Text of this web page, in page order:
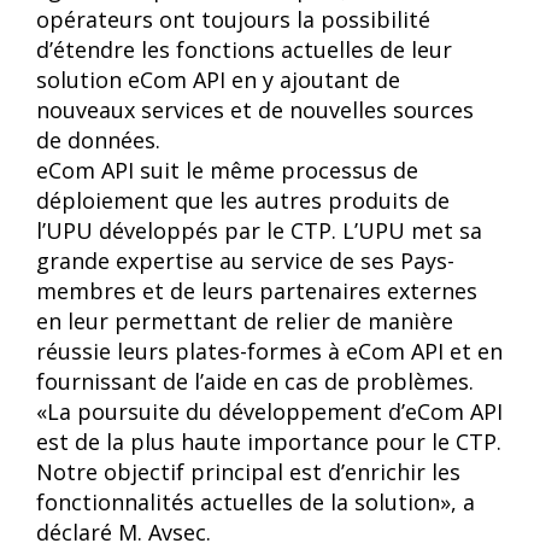
opérateurs ont toujours la possibilité
d’étendre les fonctions actuelles de leur
solution eCom API en y ajoutant de
nouveaux services et de nouvelles sources
de données.
eCom API suit le même processus de
déploiement que les autres produits de
l’UPU développés par le CTP. L’UPU met sa
grande expertise au service de ses Pays-
membres et de leurs partenaires externes
en leur permettant de relier de manière
réussie leurs plates-formes à eCom API et en
fournissant de l’aide en cas de problèmes.
«La poursuite du développement d’eCom API
est de la plus haute importance pour le CTP.
Notre objectif principal est d’enrichir les
fonctionnalités actuelles de la solution», a
déclaré M. Avsec.